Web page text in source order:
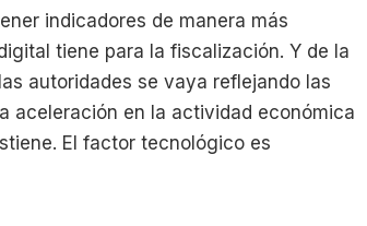
indicadores de manera más
tiene para la fiscalización. Y de la
autoridades se vaya reflejando las
aceleración en la actividad económica
El factor tecnológico es